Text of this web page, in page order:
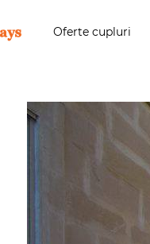
Oferte cupluri